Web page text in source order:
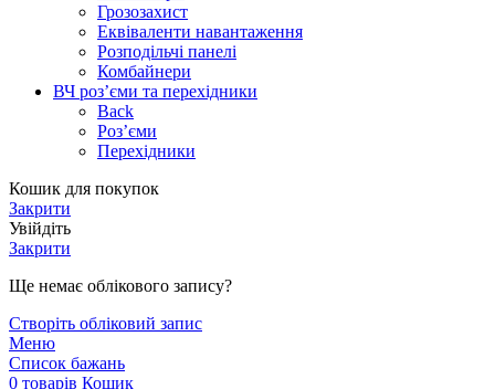
Грозозахист
Еквіваленти навантаження
Розподільчі панелі
Комбайнери
ВЧ роз’єми та перехідники
Back
Роз’єми
Перехідники
Кошик для покупок
Закрити
Увійдіть
Закрити
Ще немає облікового запису?
Створіть обліковий запис
Меню
Список бажань
0 товарів Кошик